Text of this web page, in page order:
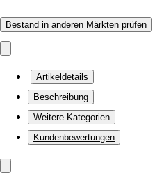
Bestand in anderen Märkten prüfen
Artikeldetails
Beschreibung
Weitere Kategorien
Kundenbewertungen